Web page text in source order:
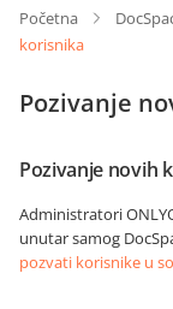
Početna
korisnika
Pozivanje
Pozivanje novih
Administratori
unutar samog
pozvati korisnike u